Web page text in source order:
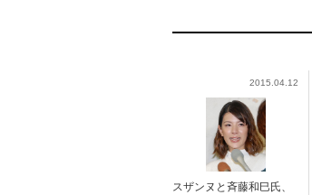
2015.04.12
スザンヌと斉藤和巳氏、